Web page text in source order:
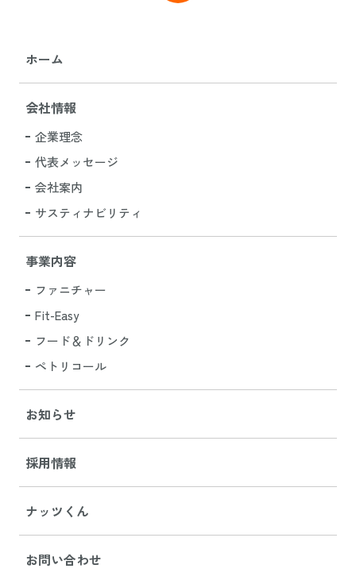
ホーム
会社情報
企業理念
代表メッセージ
会社案内
サスティナビリティ
事業内容
ファニチャー
Fit-Easy
フード＆ドリンク
ペトリコール
お知らせ
採用情報
ナッツくん
お問い合わせ